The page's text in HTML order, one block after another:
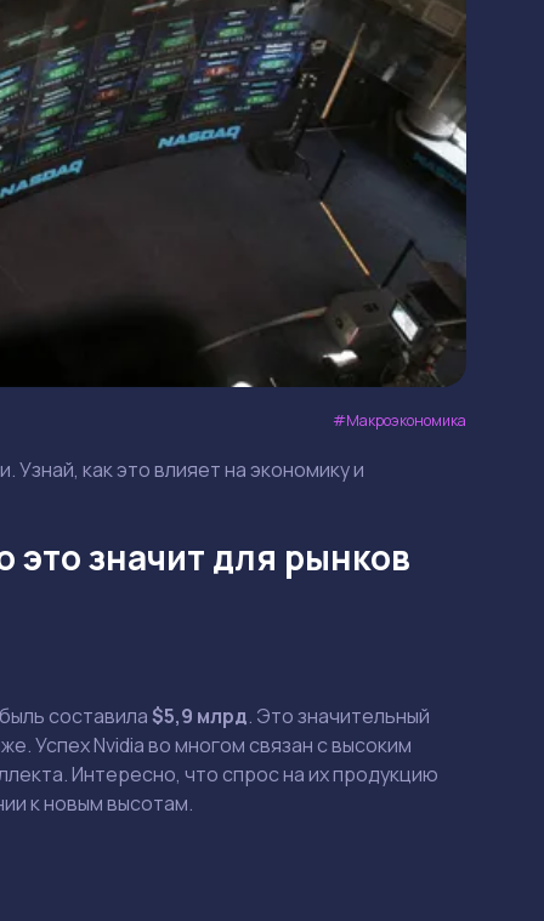
Макроэкономика
как это влияет на экономику и
это значит для рынков
составила$5,9 млрд. Это значительный
Успех Nvidia во многом связан с высоким
Интересно, что спрос на их продукцию
к новым высотам.